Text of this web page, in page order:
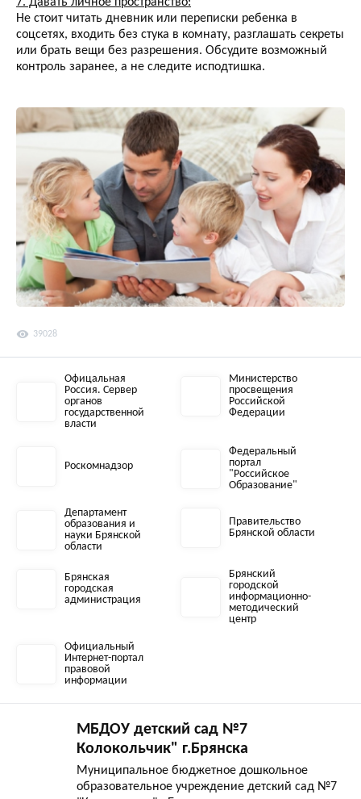
Не стоит читать дневник или переписки ребенка в
соцсетях, входить без стука в комнату, разглашать секреты
или брать вещи без разрешения. Обсудите возможный
контроль заранее, а не следите исподтишка.
visibility 39028
Офицальная
Россия. Сервер
органов
государственной
власти
Министерство
просвещения
Российской
Федерации
Роскомнадзор
Федеральный
портал
"Российское
Образование"
Департамент
образования и
науки Брянской
области
Правительство
Брянской области
Брянская
городская
администрация
Брянский
городской
информационно-
методический
центр
Официальный
Интернет-портал
правовой
информации
МБДОУ детский сад №7
Колокольчик" г.Брянска
Муниципальное бюджетное дошкольное
образовательное учреждение детский сад №7